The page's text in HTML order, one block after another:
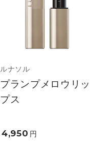
ルナソル
プランプメロウリッ
プス
4,950 円